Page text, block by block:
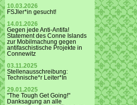
10.03.2026
FSJler*in gesucht!
14.01.2026
Gegen jede Anti-Antifa!
Statement des Conne Islands
zur Mobilmachung gegen
antifaschistische Projekte in
Connewitz
03.11.2025
Stellenausschreibung:
Technische*r Leiter*In
29.01.2025
"The Tough Get Going!"
Danksagung an alle